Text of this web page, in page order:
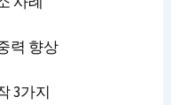
력 향상
3가지